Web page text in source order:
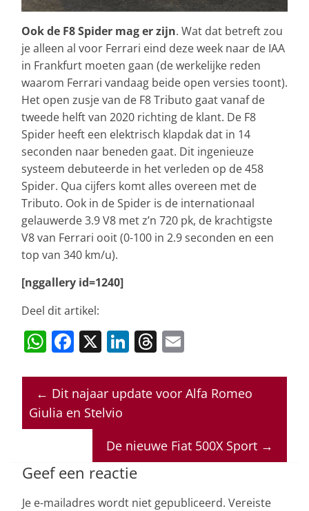
Ook de F8 Spider mag er zijn. Wat dat betreft zou
je alleen al voor Ferrari eind deze week naar de IAA
in Frankfurt moeten gaan (de werkelijke reden
waarom Ferrari vandaag beide open versies toont).
Het open zusje van de F8 Tributo gaat vanaf de
tweede helft van 2020 richting de klant. De F8
Spider heeft een elektrisch klapdak dat in 14
seconden naar beneden gaat. Dit ingenieuze
systeem debuteerde in het verleden op de 458
Spider. Qua cijfers komt alles overeen met de
Tributo. Ook in de Spider is de internationaal
gelauwerde 3.9 V8 met z’n 720 pk, de krachtigste
V8 van Ferrari ooit (0-100 in 2.9 seconden en een
top van 340 km/u).
[nggallery id=1240]
Deel dit artikel:
W
at
s
A
p
F
c
e
b
o
k
X Li
k
e
n
T
re
a
s
ai
l
← Dit najaar update voor Alfa Romeo
Giulia en Stelvio
De nieuwe Fiat 500X Sport →
Geef een reactie
Je e-mailadres wordt niet gepubliceerd. Vereiste